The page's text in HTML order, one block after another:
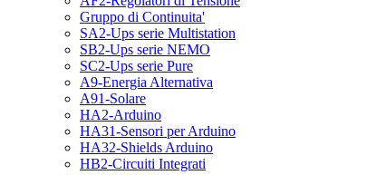
Gruppo di Continuita'
SA2-Ups serie Multistation
SB2-Ups serie NEMO
SC2-Ups serie Pure
A9-Energia Alternativa
A91-Solare
HA2-Arduino
HA31-Sensori per Arduino
HA32-Shields Arduino
HB2-Circuiti Integrati